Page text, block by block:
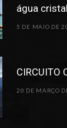
água
5 DE MAIO DE
CIRCUITO
20 DE MARÇO